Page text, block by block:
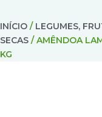
INÍCIO / LEGUMES,
SECAS / AMÊNDOA
KG